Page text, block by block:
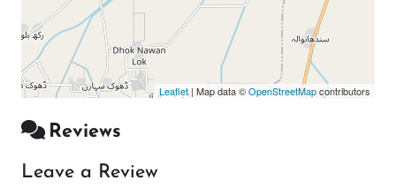
Leaflet| Map data ©OpenStreetMapcontributors
Reviews
Leave a Review